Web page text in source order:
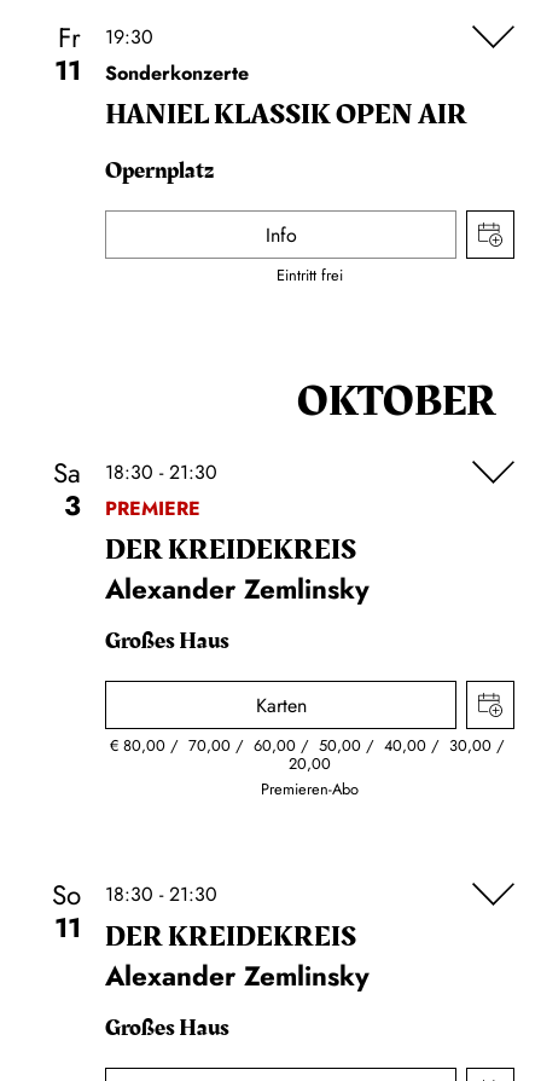
Fr
11
19:30
Sonderkonzerte
HANIEL KLASSIK OPEN AIR
Opernplatz
Info
Eintritt frei
OKTOBER
Sa
3
18:30 - 21:30
PREMIERE
DER KREIDE­KREIS
Alexander Zemlinsky
Großes Haus
Karten
€80,00 70,00 60,00 50,00 40,00 30,00
20,00
Premieren-Abo
So
11
18:30 - 21:30
DER KREIDE­KREIS
Alexander Zemlinsky
Großes Haus